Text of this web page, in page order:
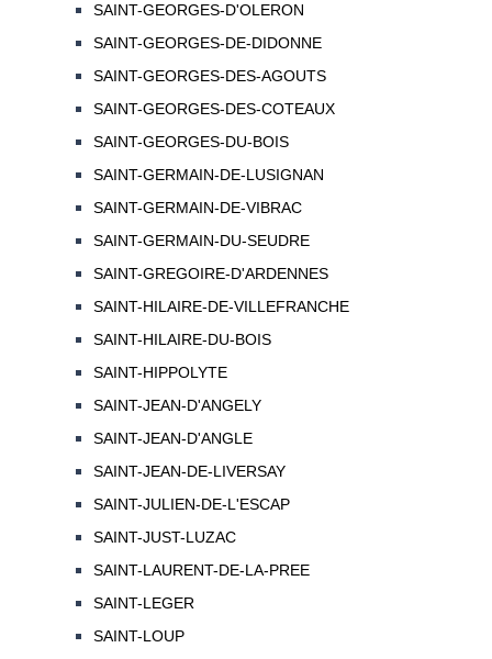
SAINT-GEORGES-D'OLERON
SAINT-GEORGES-DE-DIDONNE
SAINT-GEORGES-DES-AGOUTS
SAINT-GEORGES-DES-COTEAUX
SAINT-GEORGES-DU-BOIS
SAINT-GERMAIN-DE-LUSIGNAN
SAINT-GERMAIN-DE-VIBRAC
SAINT-GERMAIN-DU-SEUDRE
SAINT-GREGOIRE-D'ARDENNES
SAINT-HILAIRE-DE-VILLEFRANCHE
SAINT-HILAIRE-DU-BOIS
SAINT-HIPPOLYTE
SAINT-JEAN-D'ANGELY
SAINT-JEAN-D'ANGLE
SAINT-JEAN-DE-LIVERSAY
SAINT-JULIEN-DE-L'ESCAP
SAINT-JUST-LUZAC
SAINT-LAURENT-DE-LA-PREE
SAINT-LEGER
SAINT-LOUP